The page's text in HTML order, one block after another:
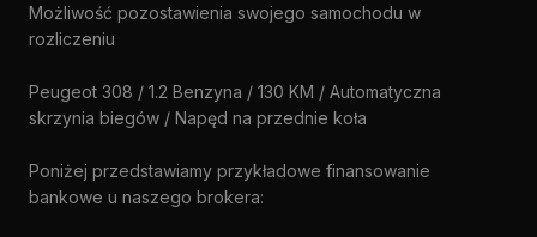
Możliwość pozostawienia swojego samochodu w
rozliczeniu
Peugeot 308 / 1.2 Benzyna / 130 KM / Automatyczna
skrzynia biegów / Napęd na przednie koła
Poniżej przedstawiamy przykładowe finansowanie
bankowe u naszego brokera: